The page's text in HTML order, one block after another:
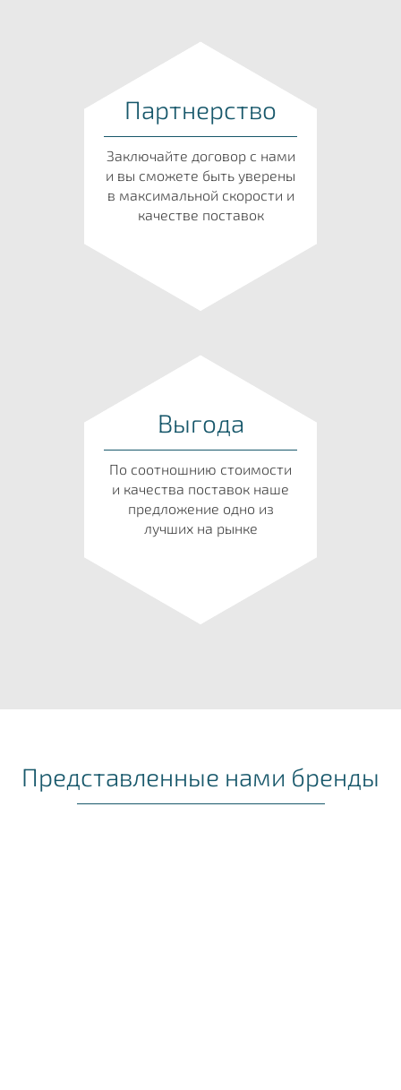
Партнерство
Заключайте договор с нами
и вы сможете быть уверены
в максимальной скорости и
качестве поставок
Выгода
По соотношнию стоимости
и качества поставок наше
предложение одно из
лучших на рынке
Представленные нами бренды